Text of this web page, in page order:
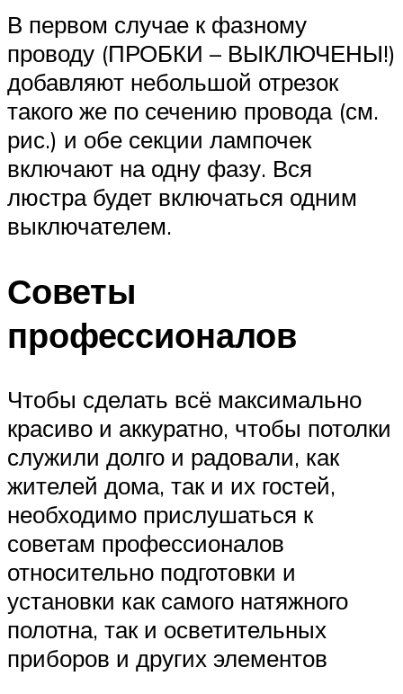
В первом случае к фазному
проводу (ПРОБКИ – ВЫКЛЮЧЕНЫ!)
добавляют небольшой отрезок
такого же по сечению провода (см.
рис.) и обе секции лампочек
включают на одну фазу. Вся
люстра будет включаться одним
выключателем.
Советы
профессионалов
Чтобы сделать всё максимально
красиво и аккуратно, чтобы потолки
служили долго и радовали, как
жителей дома, так и их гостей,
необходимо прислушаться к
советам профессионалов
относительно подготовки и
установки как самого натяжного
полотна, так и осветительных
приборов и других элементов